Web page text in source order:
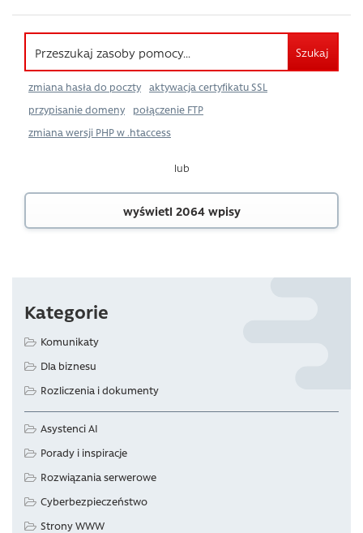
Szukaj
zmiana hasła do poczty
aktywacja certyfikatu SSL
przypisanie domeny
połączenie FTP
zmiana wersji PHP w .htaccess
lub
wyświetl 2064 wpisy
Kategorie
Komunikaty
Dla biznesu
Rozliczenia i dokumenty
Asystenci AI
Porady i inspiracje
Rozwiązania serwerowe
Cyberbezpieczeństwo
Strony WWW